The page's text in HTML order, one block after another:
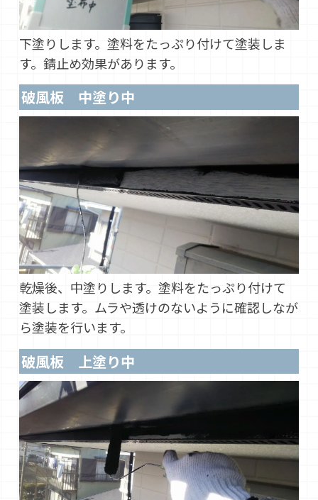
下塗りします。塗料をたっぷり付けて塗装しま
す。錆止め効果があります。
破風板 中塗り中
乾燥後、中塗りします。塗料をたっぷり付けて
塗装します。ムラや透けのないように確認しなが
ら塗装を行います。
破風板 上塗り中